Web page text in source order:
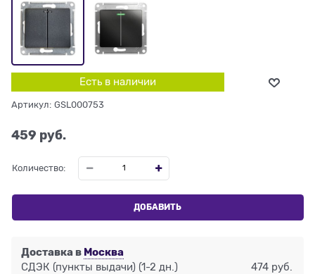
Есть в наличии
Артикул: GSL000753
459 руб.
Количество:
ДОБАВИТЬ
Доставка в Москва
СДЭК (пункты выдачи) (1-2 дн.) 474 руб.